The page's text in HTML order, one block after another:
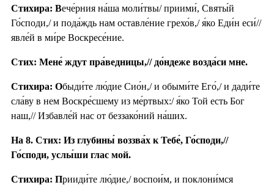
Стихира: Вече́рния на́ша моли́твы/ приими́, Святы́й
Го́споди,/ и пода́ждь нам оставле́ние грехо́в,/ я́ко Еди́н еси́//
явле́й в ми́ре Воскресе́ние.
Стих: Мене́ ждут пра́ведницы,// до́ндеже возда́си мне.
Стихира: Обыди́те лю́дие Сио́н,/ и обыми́те Его́,/ и дади́те
сла́ву в нем Воскре́сшему из ме́ртвых:/ я́ко Той есть Бог
наш,// Избавле́й нас от беззако́ний на́ших.
На 8. Стих: Из глубины́ воззва́х к Тебе́, Го́споди,//
Го́споди, услы́ши глас мой.
Стихира: Прииди́те лю́дие,/ воспои́м, и поклони́мся